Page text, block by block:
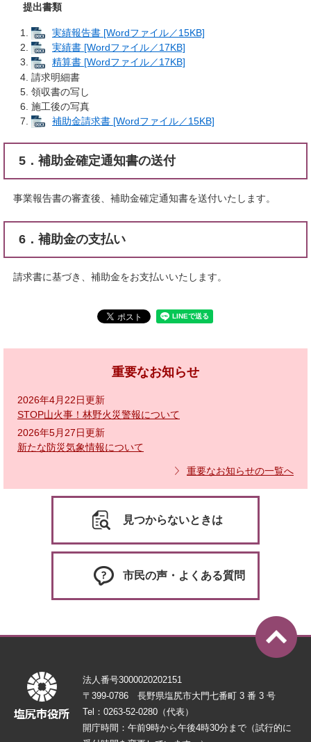
提出書類
実績報告書 [Wordファイル／15KB]
実績書 [Wordファイル／17KB]
精算書 [Wordファイル／17KB]
請求明細書
領収書の写し
施工後の写真
補助金請求書 [Wordファイル／15KB]
5．補助金確定通知書の送付
事業報告書の審査後、補助金確定通知書を送付いたします。​
6． 補助金の支払い
請求書に基づき、補助金をお支払いいたします。​
重要なお知らせ
2026年4月22日更新
STOP山火事！林野火災警報について
2026年5月27日更新
新たな防災気象情報について
重要なお知らせの一覧へ
見つからないときは
市民の声・よくある質問
法人番号3000020202151
〒399-0786 長野県塩尻市大門七番町 3 番 3 号
Tel：0263-52-0280（代表）
開庁時間：午前9時から午後4時30分まで（試行的に